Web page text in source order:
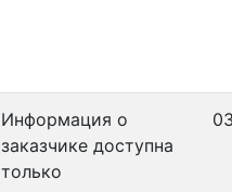
Информация о
заказчике доступна
только